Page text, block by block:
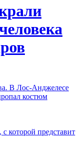
В Лос-Анджелесе
костюм